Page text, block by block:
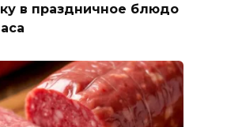
в праздничное блюдо